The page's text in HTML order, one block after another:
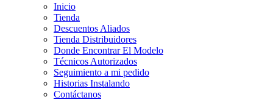
Inicio
Tienda
Descuentos Aliados
Tienda Distribuidores
Donde Encontrar El Modelo
Técnicos Autorizados
Seguimiento a mi pedido
Historias Instalando
Contáctanos